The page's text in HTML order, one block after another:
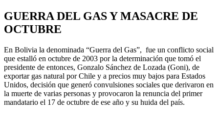
GUERRA DEL GAS Y MASACRE DE
OCTUBRE
En Bolivia la denominada “Guerra del Gas”, fue un conflicto social
que estalló en octubre de 2003 por la determinación que tomó el
presidente de entonces, Gonzalo Sánchez de Lozada (Goni), de
exportar gas natural por Chile y a precios muy bajos para Estados
Unidos, decisión que generó convulsiones sociales que derivaron en
la muerte de varias personas y provocaron la renuncia del primer
mandatario el 17 de octubre de ese año y su huida del país.